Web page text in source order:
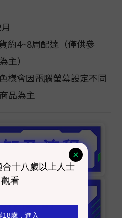
約4~8周配達（僅供參
主）
樣會因電腦螢幕設定不同
品為主